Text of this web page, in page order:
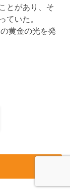
とがあり、そ
ていた。
黄金の光を発